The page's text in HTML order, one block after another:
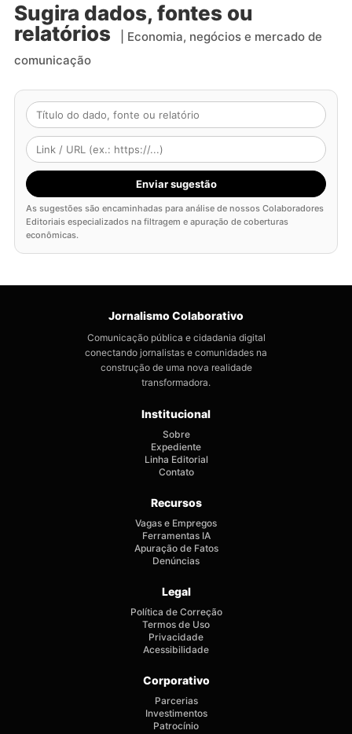
Sugira dados, fontes ou
relatórios
| Economia, negócios e mercado de
comunicação
Enviar sugestão
As sugestões são encaminhadas para análise de nossos Colaboradores
Editoriais especializados na filtragem e apuração de coberturas
econômicas.
Jornalismo Colaborativo
Comunicação pública e cidadania digital
conectando jornalistas e comunidades na
construção de uma nova realidade
transformadora.
Institucional
Sobre
Expediente
Linha Editorial
Contato
Recursos
Vagas e Empregos
Ferramentas IA
Apuração de Fatos
Denúncias
Legal
Política de Correção
Termos de Uso
Privacidade
Acessibilidade
Corporativo
Parcerias
Investimentos
Patrocínio